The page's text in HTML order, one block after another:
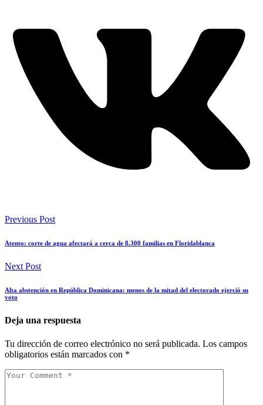
Previous Post
Atento: corte de agua afectará a cerca de 8.300 familias en Floridablanca
Next Post
Alta abstención en República Dominicana: menos de la mitad del electorado ejerció su
voto
Deja una respuesta
Tu dirección de correo electrónico no será publicada. Los campos
obligatorios están marcados con *